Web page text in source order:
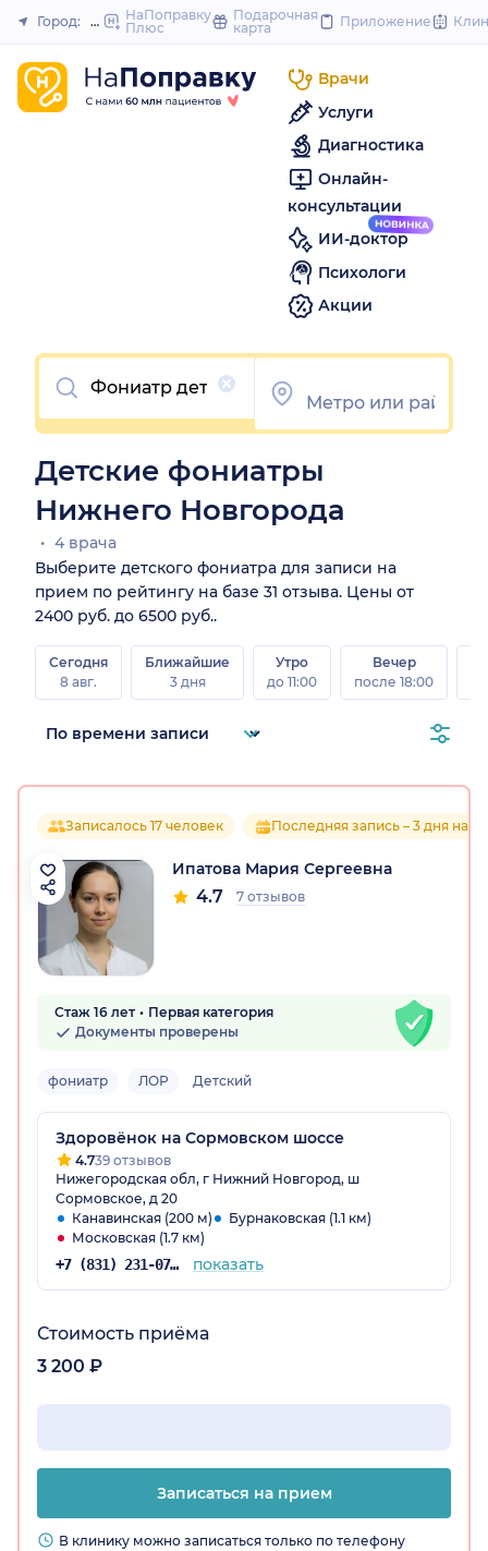
to
Закрыть
Город: Нижний Новгород
НаПоправку
Плюс
Подарочная
карта
Приложение
Врачи
Услуги
Диагностика
Онлайн-
консультации
ИИ-доктор
Психологи
Акции
Очистить
Детские фониатры
Нижнего Новгорода
4 врача
Выберите детского фониатра для записи на
прием по рейтингу на базе 31 отзыва. Цены от
2400 руб. до 6500 руб..
Сегодня
8 авг.
Ближайшие
3 дня
Утро
до 11:00
Вечер
после 18:00
Записалось 17 человек Последняя запись – 3 дня
Ипатова Мария Сергеевна
4.7 7 отзывов
Стаж 16 лет
Первая категория
Документы проверены
фониатр ЛОР Детский
Здоровёнок на Сормовском шоссе
4.739 отзывов
Нижегородская обл, г Нижний Новгород, ш
Сормовское, д 20
Канавинская (200 м)
Бурнаковская (1.1 км)
Московская (1.7 км)
+7 (831) 231-07-42 показать
Стоимость приёма
3 200 ₽
Записаться на прием
В клинику можно записаться только по телефону